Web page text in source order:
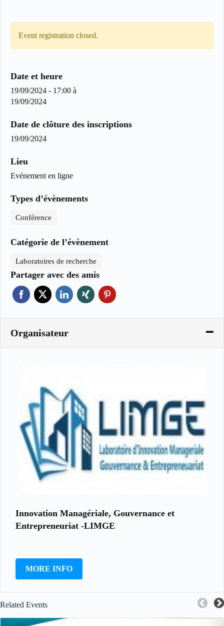
Event registration closed.
Date et heure
19/09/2024 - 17:00 à
19/09/2024
Date de clôture des inscriptions
19/09/2024
Lieu
Evénement en ligne
Types d’évènements
Conférence
Catégorie de l’évènement
Laboratoires de recherche
Partager avec des amis
Organisateur
Innovation Managériale, Gouvernance et
Entrepreneuriat -LIMGE
MORE INFO
Related Events